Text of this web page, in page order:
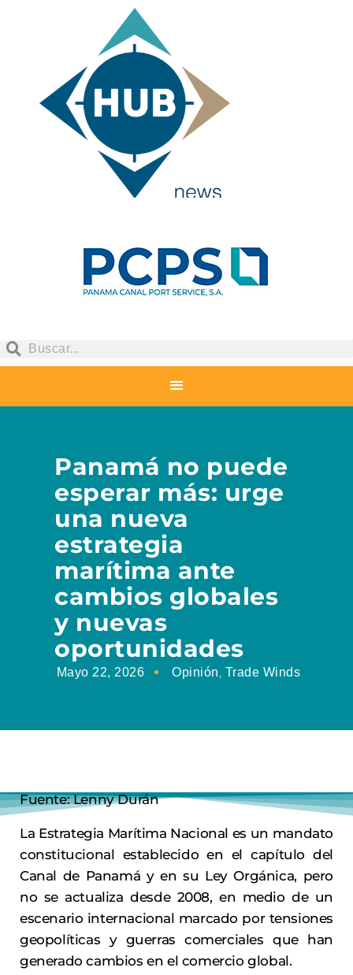
Panamá no puede
esperar más: urge
una nueva
estrategia
marítima ante
cambios globales
y nuevas
oportunidades
Mayo 22, 2026 Opinión, Trade Winds
Fuente: Lenny Durán
La Estrategia Marítima Nacional es un mandato
constitucional establecido en el capítulo del
Canal de Panamá y en su Ley Orgánica, pero
no se actualiza desde 2008, en medio de un
escenario internacional marcado por tensiones
geopolíticas y guerras comerciales que han
generado cambios en el comercio global.